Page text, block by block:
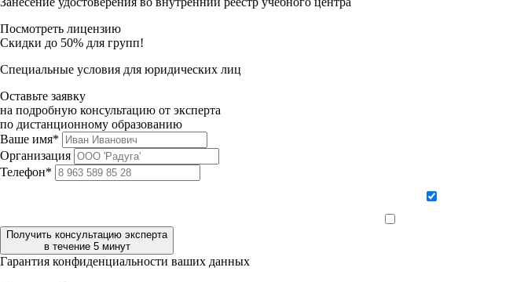
Посмотреть лицензию
Скидки до 50% для групп!
Специальные условия для юридических лиц
Оставьте заявку
на подробную консультацию от эксперта
по дистанционному образованию
Ваше имя*
Организация
Телефон*
Получить консультацию эксперта
в течение 5 минут
Гарантия конфиденциальности ваших данных